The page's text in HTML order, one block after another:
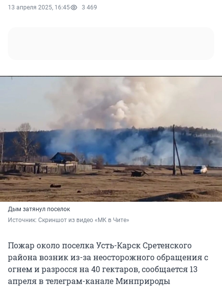
13 апреля 2025, 16:45 3 469
Дым затянул поселок
Источник: Скриншот из видео «МК в Чите»
Пожар около поселка Усть-Карск Сретенского
района возник из-за неосторожного обращения с
огнем и разросся на 40 гектаров, сообщается 13
апреля в телеграм-канале Минприроды